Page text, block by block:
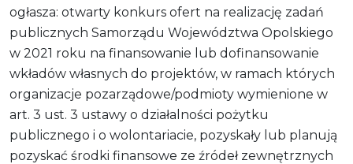
ogłasza: otwarty konkurs ofert na realizację zadań
publicznych Samorządu Województwa Opolskiego
w 2021 roku na finansowanie lub dofinansowanie
wkładów własnych do projektów, w ramach których
organizacje pozarządowe/podmioty wymienione w
art. 3 ust. 3 ustawy o działalności pożytku
publicznego i o wolontariacie, pozyskały lub planują
pozyskać środki finansowe ze źródeł zewnętrznych